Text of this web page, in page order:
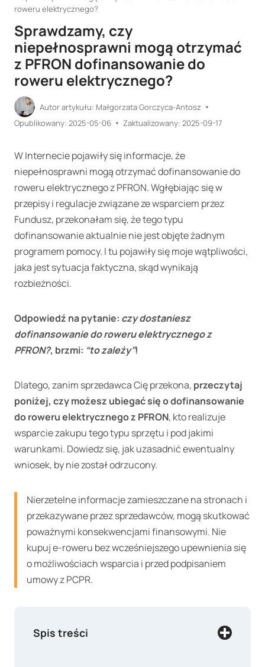
roweru elektrycznego?
Sprawdzamy, czy
niepełnosprawni mogą otrzymać
z PFRON dofinansowanie do
roweru elektrycznego?
Autor artykułu: Małgorzata Gorczyca-Antosz
Opublikowany: 2025-05-06 Zaktualizowany: 2025-09-17
W Internecie pojawiły się informacje, że
niepełnosprawni mogą otrzymać dofinansowanie do
roweru elektrycznego z PFRON. Wgłębiając się w
przepisy i regulacje związane ze wsparciem przez
Fundusz, przekonałam się, że tego typu
dofinansowanie aktualnie nie jest objęte żadnym
programem pomocy. I tu pojawiły się moje wątpliwości,
jaka jest sytuacja faktyczna, skąd wynikają
rozbieżności.
Odpowiedź na pytanie: czy dostaniesz
dofinansowanie do roweru elektrycznego z
PFRON?, brzmi: “to zależy”!
Dlatego, zanim sprzedawca Cię przekona, przeczytaj
poniżej, czy możesz ubiegać się o dofinansowanie
do roweru elektrycznego z PFRON, kto realizuje
wsparcie zakupu tego typu sprzętu i pod jakimi
warunkami. Dowiedz się, jak uzasadnić ewentualny
wniosek, by nie został odrzucony.
Nierzetelne informacje zamieszczane na stronach i
przekazywane przez sprzedawców, mogą skutkować
poważnymi konsekwencjami finansowymi. Nie
kupuj e-roweru bez wcześniejszego upewnienia się
o możliwościach wsparcia i przed podpisaniem
umowy z PCPR.
Spis treści